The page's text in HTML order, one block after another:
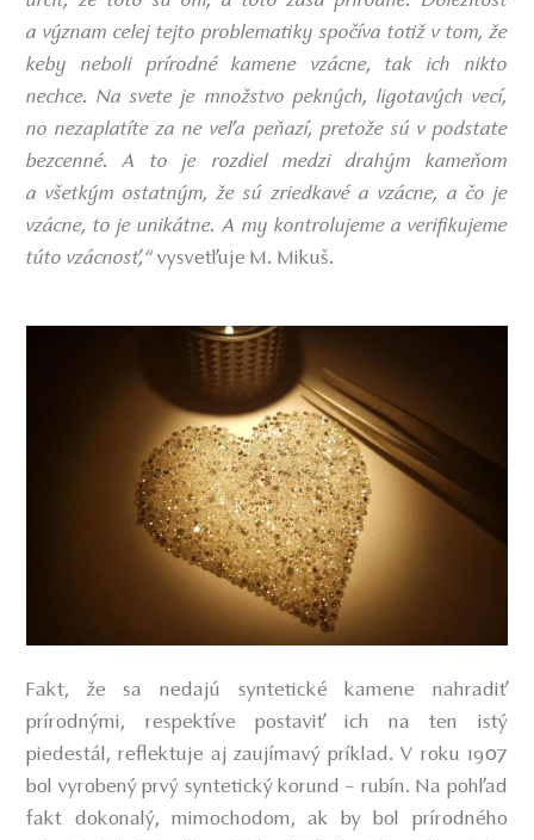
a význam celej tejto problematiky spočíva totiž v tom, že
keby neboli prírodné kamene vzácne, tak ich nikto
nechce. Na svete je množstvo pekných, ligotavých vecí,
no nezaplatíte za ne veľa peňazí, pretože sú v podstate
bezcenné. A to je rozdiel medzi drahým kameňom
a všetkým ostatným, že sú zriedkavé a vzácne, a čo je
vzácne, to je unikátne. A my kontrolujeme a verifikujeme
túto vzácnosť,“ vysvetľuje M. Mikuš.
Fakt, že sa nedajú syntetické kamene nahradiť
prírodnými, respektíve postaviť ich na ten istý
piedestál, reflektuje aj zaujímavý príklad. V roku 1907
bol vyrobený prvý syntetický korund – rubín. Na pohľad
fakt dokonalý, mimochodom, ak by bol prírodného